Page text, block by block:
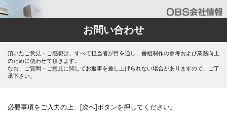
お問い合わせ
頂いたご意見・ご感想は、すべて担当者が目を通し、番組制作の参考および業務向上
のために使わせて頂きます。
なお、ご質問・ご意見に関してお返事を差し上げられない場合がありますので、ご了
承下さい。
必要事項をご入力の上、[次へ]ボタンを押してください。